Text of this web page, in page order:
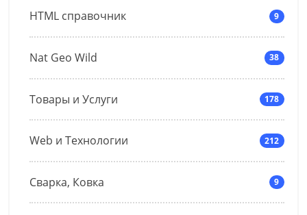
HTML справочник 9
Nat Geo Wild 38
Товары и Услуги 178
Web и Технологии 212
Сварка, Ковка 9